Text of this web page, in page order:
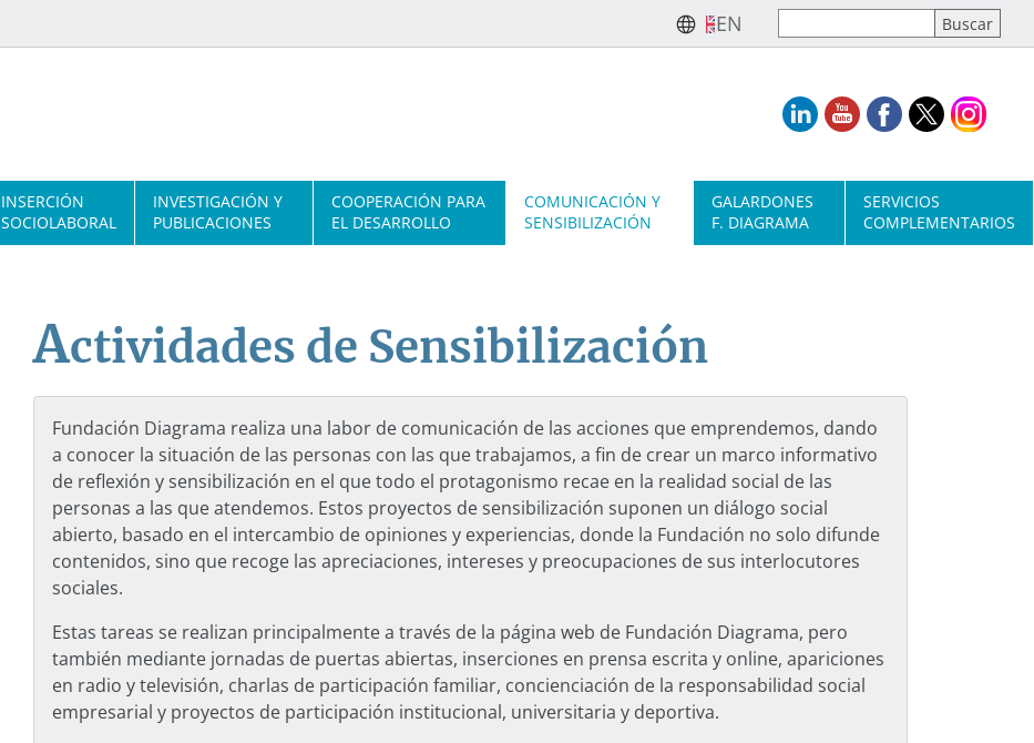
EN
INSERCIÓN
SOCIOLABORAL
INVESTIGACIÓN Y
PUBLICACIONES
COOPERACIÓN PARA
EL DESARROLLO
COMUNICACIÓN Y
SENSIBILIZACIÓN
GALARDONES
F. DIAGRAMA
SERVICIOS
COMPLEMENTARIOS
Actividades de Sensibilización
Fundación Diagrama realiza una labor de comunicación de las acciones que emprendemos, dando
a conocer la situación de las personas con las que trabajamos, a fin de crear un marco informativo
de reflexión y sensibilización en el que todo el protagonismo recae en la realidad social de las
personas a las que atendemos. Estos proyectos de sensibilización suponen un diálogo social
abierto, basado en el intercambio de opiniones y experiencias, donde la Fundación no solo difunde
contenidos, sino que recoge las apreciaciones, intereses y preocupaciones de sus interlocutores
sociales.
Estas tareas se realizan principalmente a través de la página web de Fundación Diagrama, pero
también mediante jornadas de puertas abiertas, inserciones en prensa escrita y online, apariciones
en radio y televisión, charlas de participación familiar, concienciación de la responsabilidad social
empresarial y proyectos de participación institucional, universitaria y deportiva.